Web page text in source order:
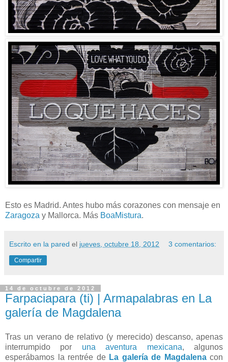
Esto es Madrid. Antes hubo más corazones con mensaje en
Zaragoza y Mallorca. Más BoaMistura.
Escrito en la pared el jueves, octubre 18, 2012 3 comentarios:
Compartir
14 de octubre de 2012
Farpaciapara (ti) | Armapalabras en La
galería de Magdalena
Tras un verano de relativo (y merecido) descanso, apenas
interrumpido por una aventura mexicana, algunos
esperábamos la rentrée de La galería de Magdalenacon